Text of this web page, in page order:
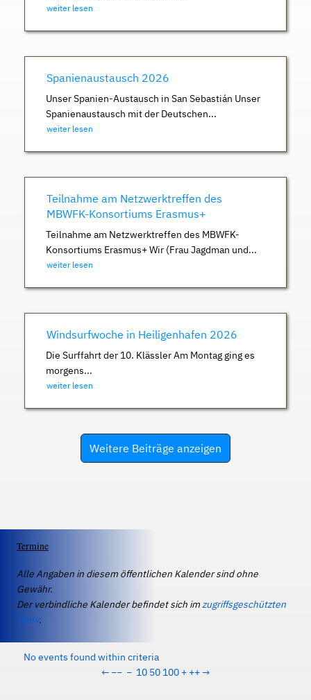
weiter lesen
Spanienaustausch 2026
Unser Spanien-Austausch in San Sebastián Unser
Spanienaustausch mit der Deutschen...
weiter lesen
Teilnahme am Netzwerktreffen des
MBWFK-Konsortiums Erasmus+
Teilnahme am Netzwerktreffen des MBWFK-
Konsortiums Erasmus+ Wir (Frau Jagdman und...
weiter lesen
Windsurfwoche in Heiligenhafen 2026
Die Surffahrt der 10. Klässler Am Montag ging es
morgens...
weiter lesen
Weitere Beiträge anzeigen
Termine
Alle Angaben in diesem öffentlichen Kalender sind ohne
Gewähr.
Der verbindliche Kalender befindet sich imzugriffsgeschützten
IServ.
No events found within criteria
← −− − 10 50 100 + ++→